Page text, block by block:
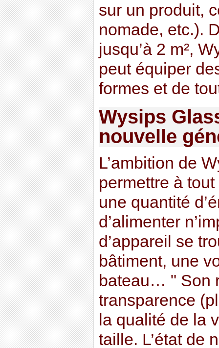
sur un produit,
nomade, etc.).
jusqu’à 2 m²,
peut équiper
formes et de
Wysips
nouvelle
L’ambition de
permettre à
une quantité
d’alimenter
d’appareil se
bâtiment, une
bateau… " Son
transparence
la qualité de la
taille. L’état de